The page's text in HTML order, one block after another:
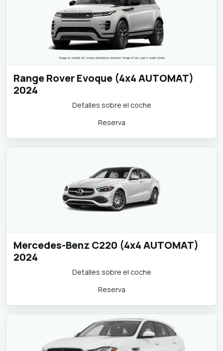
Range Rover Evoque (4x4 AUTOMAT)
2024
Detalles sobre el coche
Reserva
Mercedes-Benz C220 (4x4 AUTOMAT)
2024
Detalles sobre el coche
Reserva